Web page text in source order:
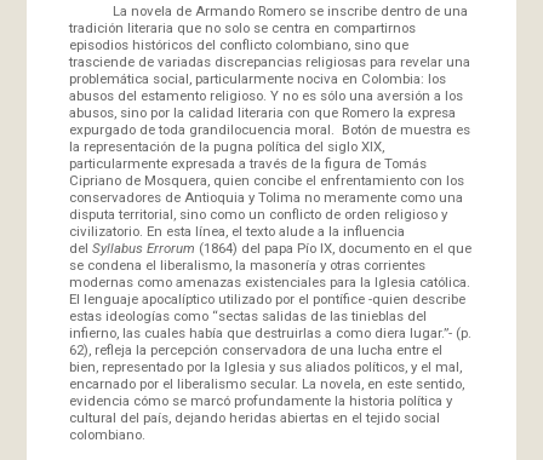
La novela de Armando Romero se inscribe dentro de una
tradición literaria que no solo se centra en compartirnos
episodios históricos del conflicto colombiano, sino que
trasciende de variadas discrepancias religiosas para revelar una
problemática social, particularmente nociva en Colombia: los
abusos del estamento religioso. Y no es sólo una aversión a los
abusos, sino por la calidad literaria con que Romero la expresa
expurgado de toda grandilocuencia moral. Botón de muestra es
la representación de la pugna política del siglo XIX,
particularmente expresada a través de la figura de Tomás
Cipriano de Mosquera, quien concibe el enfrentamiento con los
conservadores de Antioquia y Tolima no meramente como una
disputa territorial, sino como un conflicto de orden religioso y
civilizatorio. En esta línea, el texto alude a la influencia
del Syllabus Errorum (1864) del papa Pío IX, documento en el que
se condena el liberalismo, la masonería y otras corrientes
modernas como amenazas existenciales para la Iglesia católica.
El lenguaje apocalíptico utilizado por el pontífice -quien describe
estas ideologías como “sectas salidas de las tinieblas del
infierno, las cuales había que destruirlas a como diera lugar.”- (p.
62), refleja la percepción conservadora de una lucha entre el
bien, representado por la Iglesia y sus aliados políticos, y el mal,
encarnado por el liberalismo secular. La novela, en este sentido,
evidencia cómo se marcó profundamente la historia política y
cultural del país, dejando heridas abiertas en el tejido social
colombiano.